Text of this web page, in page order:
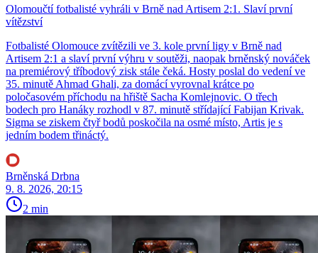
Olomoučtí fotbalisté vyhráli v Brně nad Artisem 2:1. Slaví první
vítězství
Fotbalisté Olomouce zvítězili ve 3. kole první ligy v Brně nad
Artisem 2:1 a slaví první výhru v soutěži, naopak brněnský nováček
na premiérový tříbodový zisk stále čeká. Hosty poslal do vedení ve
35. minutě Ahmad Ghali, za domácí vyrovnal krátce po
poločasovém příchodu na hřiště Sacha Komlejnovic. O třech
bodech pro Hanáky rozhodl v 87. minutě střídající Fabijan Krivak.
Sigma se ziskem čtyř bodů poskočila na osmé místo, Artis je s
jedním bodem třináctý.
Brněnská Drbna
9. 8. 2026, 20:15
2 min